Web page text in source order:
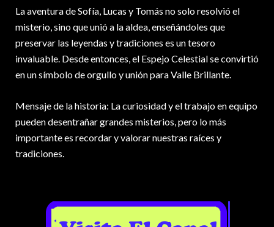
La aventura de Sofía, Lucas y Tomás no solo resolvió el
misterio, sino que unió a la aldea, enseñándoles que
preservar las leyendas y tradiciones es un tesoro
invaluable. Desde entonces, el Espejo Celestial se convirtió
en un símbolo de orgullo y unión para Valle Brillante.
Mensaje de la historia: La curiosidad y el trabajo en equipo
pueden desentrañar grandes misterios, pero lo más
importante es recordar y valorar nuestras raíces y
tradiciones.